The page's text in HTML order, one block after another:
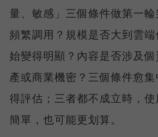
量、敏感」三個條件做第一
頻繁調用？規模是否大到雲
始變得明顯？內容是否涉及
產或商業機密？三個條件愈
得評估；三者都不成立時，
簡單，也可能更划算。